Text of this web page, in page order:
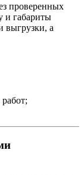
проверенных
и габариты
выгрузки, а